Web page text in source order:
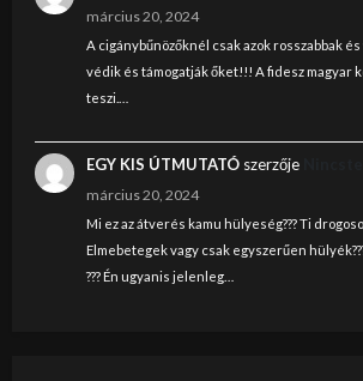
március 20, 2024
A cigánybűnözőknél csak azok rosszabbak
védik és támogatják őket!!! A fidesz magyar
teszi.…
EGY KIS ÚTMUTATÓszerzője
március 20, 2024
Mi ez az átverés kamu hülyeség??? Ti
Elmebetegek vagy csak egyszerűen
??? Én ugyanis jelenleg…